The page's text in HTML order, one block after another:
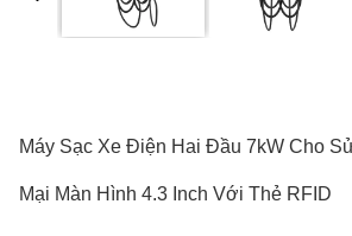
Máy Sạc Xe Điện Hai Đầu 7kW Cho
Mại Màn Hình 4.3 Inch Với Thẻ RFID